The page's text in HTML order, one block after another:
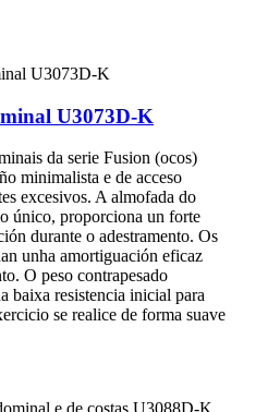
U3073D-K
da serie Fusion (ocos)
minimalista e de acceso
excesivos. A almofada do
único, proporciona un forte
durante o adestramento. Os
unha amortiguación eficaz
O peso contrapesado
baixa resistencia inicial para
se realice de forma suave